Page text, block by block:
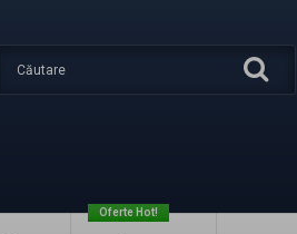
Oferte Hot!